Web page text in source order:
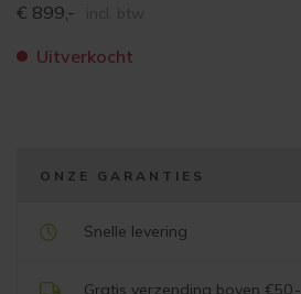
€ 899,-
Uitverkocht
ONZE GARANTIES
Snelle levering
Gratis verzending boven €50,-